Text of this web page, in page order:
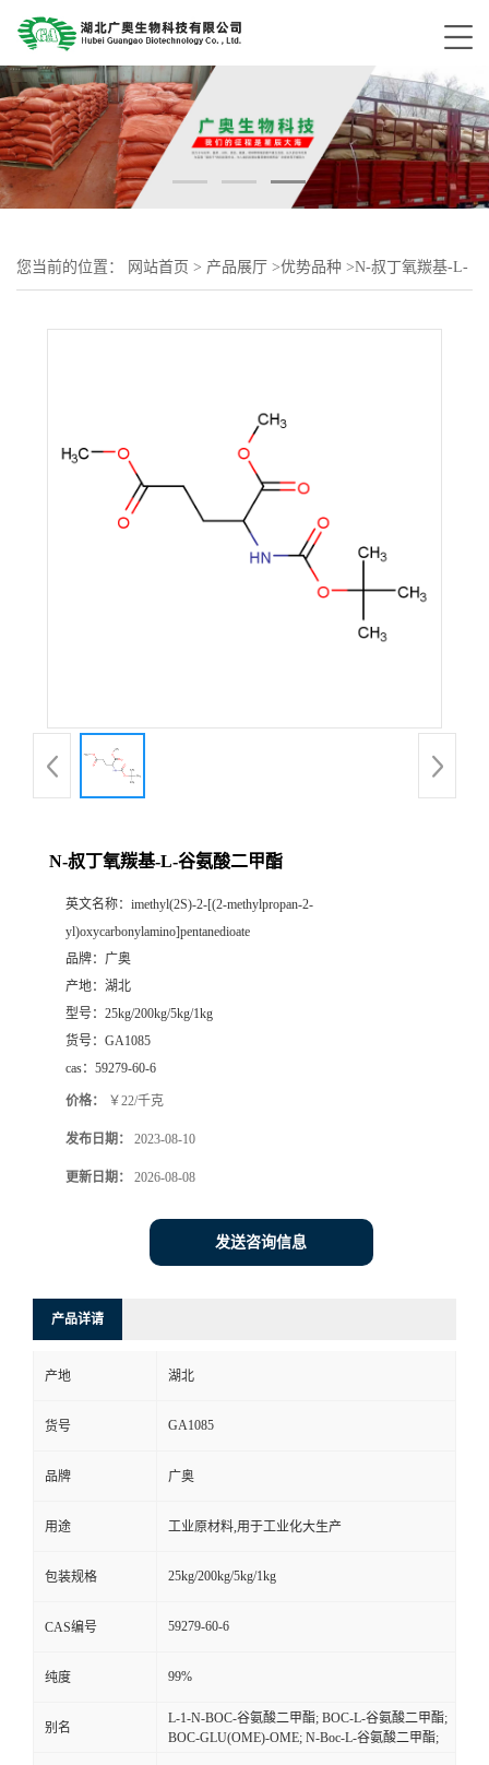
您当前的位置： 网站首页 > 产品展厅 >优势品种 >N-叔丁氧羰基-L-
N-叔丁氧羰基-L-谷氨酸二甲酯
英文名称： imethyl(2S)-2-[(2-methylpropan-2-
yl)oxycarbonylamino]pentanedioate
品牌： 广奥
产地： 湖北
型号： 25kg/200kg/5kg/1kg
货号： GA1085
cas： 59279-60-6
价格： ￥22/千克
发布日期： 2023-08-10
更新日期： 2026-08-08
发送咨询信息
产品详请
产地 湖北
货号 GA1085
品牌 广奥
用途 工业原材料,用于工业化大生产
包装规格 25kg/200kg/5kg/1kg
CAS编号 59279-60-6
纯度 99%
别名
L-1-N-BOC-谷氨酸二甲酯; BOC-L-谷氨酸二甲酯;
BOC-GLU(OME)-OME; N-Boc-L-谷氨酸二甲酯;